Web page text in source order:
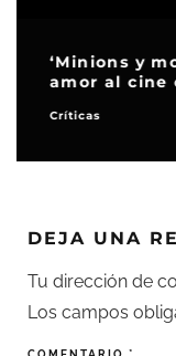
‘Minions y
amor al cine
Críticas
DEJA UNA
Tu dirección de
Los campos